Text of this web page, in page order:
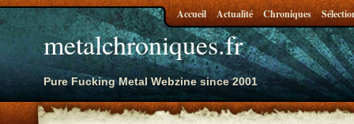
metalchroniques.fr
Pure Fucking Metal Webzine since 2001
Accueil Actualité Chroniques